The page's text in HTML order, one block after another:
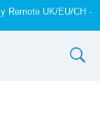
Remote UK/EU/CH -